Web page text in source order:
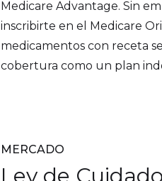
Medicare Advantage. Sin
inscribirte en el Medicare
medicamentos con receta
cobertura como un plan
MERCADO